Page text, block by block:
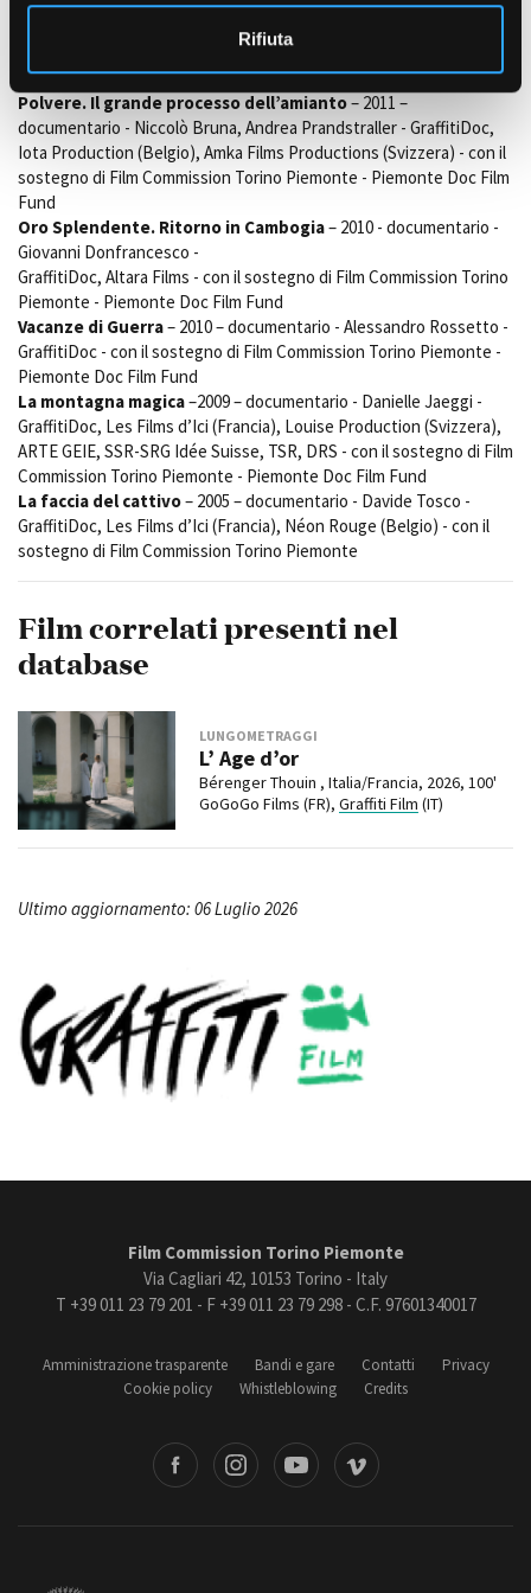
Rifiuta
GraffitiDoc, Point du Jour (Francia), RAI Cinema, ARTE France - con
il sostegno di Film Commission Torino Piemonte - Piemonte Doc
Film Fund
Polvere. Il grande processo dell’amianto– 2011 –
documentario - Niccolò Bruna, Andrea Prandstraller - GraffitiDoc,
Iota Production (Belgio), Amka Films Productions (Svizzera) - con il
sostegno di Film Commission Torino Piemonte - Piemonte Doc Film
Fund
Oro Splendente. Ritorno in Cambogia– 2010 - documentario -
Giovanni Donfrancesco -
GraffitiDoc, Altara Films - con il sostegno di Film Commission Torino
Piemonte - Piemonte Doc Film Fund
Vacanze di Guerra– 2010 – documentario - Alessandro Rossetto -
GraffitiDoc - con il sostegno di Film Commission Torino Piemonte -
Piemonte Doc Film Fund
La montagna magica–2009 – documentario - Danielle Jaeggi -
GraffitiDoc, Les Films d’Ici (Francia), Louise Production (Svizzera),
ARTE GEIE, SSR-SRG Idée Suisse, TSR, DRS - con il sostegno di Film
Commission Torino Piemonte - Piemonte Doc Film Fund
La faccia del cattivo– 2005 – documentario - Davide Tosco -
GraffitiDoc, Les Films d’Ici (Francia), Néon Rouge (Belgio) - con il
sostegno di Film Commission Torino Piemonte
Film correlati presenti nel
database
LUNGOMETRAGGI
L’ Age d’or
Bérenger Thouin , Italia/Francia, 2026, 100'
GoGoGo Films (FR), Graffiti Film (IT)
Ultimo aggiornamento: 06 Luglio 2026
Film Commission Torino Piemonte
Via Cagliari 42, 10153 Torino - Italy
T +39 011 23 79 201 - F +39 011 23 79 298 - C.F. 97601340017
Amministrazione trasparente Bandi e gare Contatti
Privacy
Cookie policy
Whistleblowing Credits
Vimeo